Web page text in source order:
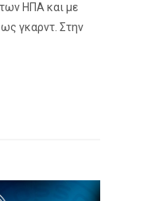
ΗΠΑ και με
γκαρντ. Στην